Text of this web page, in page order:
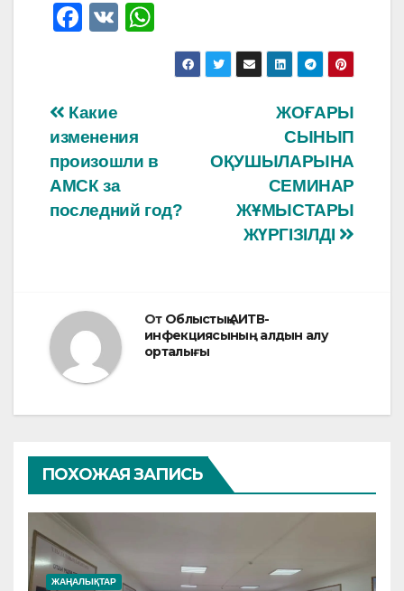
F
e
b
o
o
k
V
at
p
Навигация
по
записям
ЖОҒАРЫ
СЫНЫП
ОҚУШЫЛАРЫНА
СЕМИНАР
ЖҰМЫСТАРЫ
ЖҮРГІЗІЛДІ
Какие
изменения
произошли в
АМСК за
последний год?
От Облыстық АИТВ-
инфекциясының алдын алу
орталығы
ПОХОЖАЯ ЗАПИСЬ
ЖАҢАЛЫҚТАР